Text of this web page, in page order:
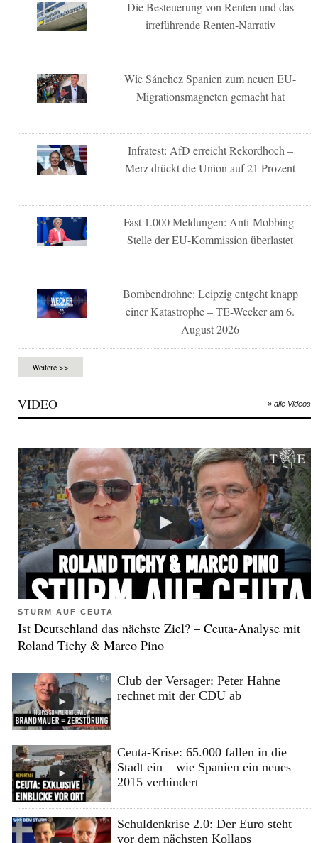
Die Besteuerung von Renten und das
irreführende Renten-Narrativ
Wie Sánchez Spanien zum neuen EU-
Migrationsmagneten gemacht hat
Infratest: AfD erreicht Rekordhoch –
Merz drückt die Union auf 21 Prozent
Fast 1.000 Meldungen: Anti-Mobbing-
Stelle der EU-Kommission überlastet
Bombendrohne: Leipzig entgeht knapp
einer Katastrophe – TE-Wecker am 6.
August 2026
Weitere >>
VIDEO » alle Videos
STURM AUF CEUTA
Ist Deutschland das nächste Ziel? – Ceuta-Analyse mit
Roland Tichy & Marco Pino
Club der Versager: Peter Hahne
rechnet mit der CDU ab
Ceuta-Krise: 65.000 fallen in die
Stadt ein – wie Spanien ein neues
2015 verhindert
Schuldenkrise 2.0: Der Euro steht
vor dem nächsten Kollaps